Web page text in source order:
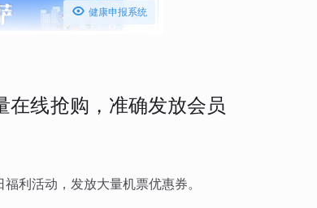
 健康申报系统
在线抢购，准确发放会员
利活动，发放大量机票优惠券。